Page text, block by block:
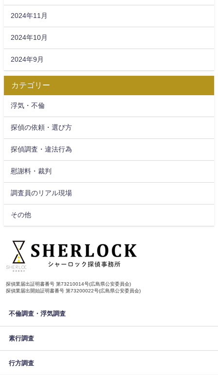
2024年11月
2024年10月
2024年9月
カテゴリー
浮気・不倫
探偵の依頼・選び方
探偵調査・違法行為
慰謝料・裁判
調査員のリアル現場
その他
探偵業届出証明書番号 第73210014号(広島県公安委員会)
探偵業届出開始証明書番号 第73200022号(広島県公安委員会)
不倫調査・浮気調査
素行調査
行方調査